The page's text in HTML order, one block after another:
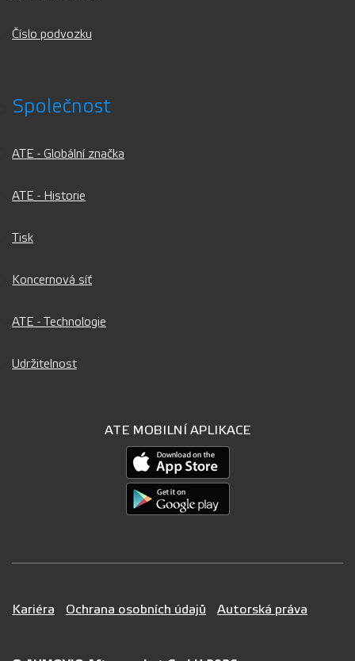
Číslo podvozku
Společnost
ATE - Globální značka
ATE - Historie
Tisk
Koncernová síť
ATE - Technologie
Udržitelnost
ATE MOBILNÍ APLIKACE
Kariéra Ochrana osobních údajů Autorská práva